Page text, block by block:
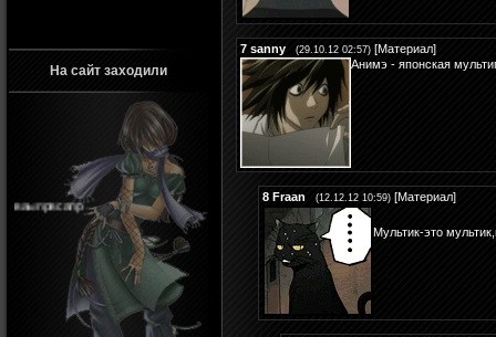
На сайт заходили
ваыпрвсапр
7 sanny (29.10.12 02:57) [Материал]
Анимэ - японская
8 Fraan (12.12.12 10:59) [Материал]
Мультик-это